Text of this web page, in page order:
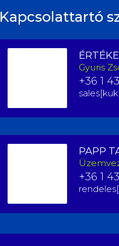
Kapcsolattartó
Gyuris
+36 1
PAPP
+36 1